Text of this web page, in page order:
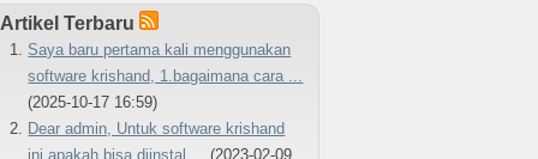
Artikel Terbaru
Saya baru pertama kali menggunakan
software krishand, 1.bagaimana cara ...
(2025-10-17 16:59)
Dear admin, Untuk software krishand
ini apakah bisa diinstal ...
(2023-02-09